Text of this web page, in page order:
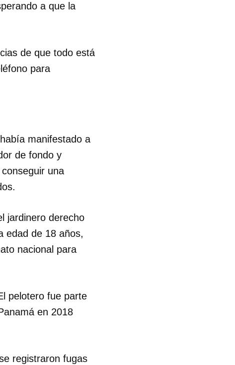
tu
a que la
de que todo está
para
manifestado a
de fondo y
una
jardinero derecho
edad de 18 años,
nacional para
pelotero fue parte
en 2018
registraron fugas